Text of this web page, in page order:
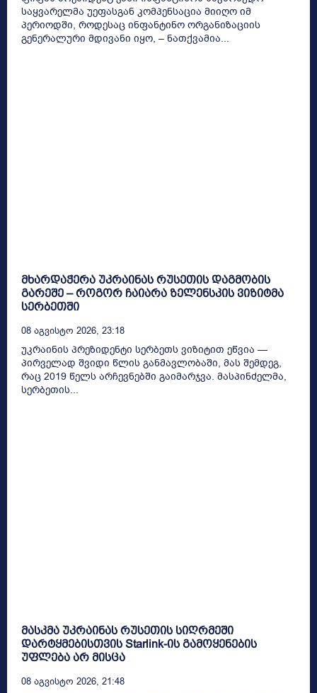
საყვარელმა უეფასგან კომპენსაცია მიიღო იმ
პერიოდში, როდესაც ინფანტინო ორგანიზაციის
გენერალური მდივანი იყო, – ნათქვამია...
მხარდაჭერა უკრაინას რუსეთის დაგმობის
გარეშე – როგორ ჩაიარა ზელენსკის ვიზიტმა
სერბეთში
08 Აგვისტო 2026, 23:18
უკრაინის პრეზიდენტი სერბეთს ვიზიტით ეწვია —
პირველად შვიდი წლის განმავლობაში, მას შემდეგ,
რაც 2019 წელს არჩევნებში გაიმარჯვა. მასპინძელმა,
სერბეთის...
მასკმა უკრაინას რუსეთის სიღრმეში
დარტყმებისთვის Starlink-ის გამოყენების
უფლება არ მისცა
08 Აგვისტო 2026, 21:48